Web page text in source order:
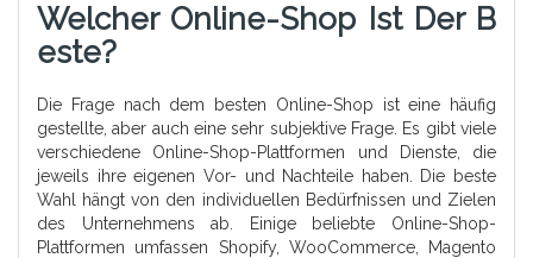
Welcher Online-Shop Ist Der B
Este?
Die Frage nach dem besten Online-Shop ist eine häufig
gestellte, aber auch eine sehr subjektive Frage. Es gibt viele
verschiedene Online-Shop-Plattformen und Dienste, die
jeweils ihre eigenen Vor- und Nachteile haben. Die beste
Wahl hängt von den individuellen Bedürfnissen und Zielen
des Unternehmens ab. Einige beliebte Online-Shop-
Plattformen umfassen Shopify, WooCommerce, Magento